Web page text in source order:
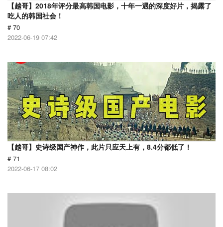
【越哥】2018年评分最高韩国电影，十年一遇的深度好片，揭露了
吃人的韩国社会！
# 70
2022-06-19 07:42
【越哥】史诗级国产神作，此片只应天上有，8.4分都低了！
# 71
2022-06-17 08:02